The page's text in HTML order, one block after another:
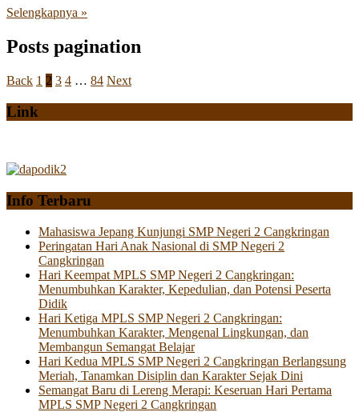
Selengkapnya »
Posts pagination
Back 1 2 3 4 … 84 Next
Link
Info Terbaru
Mahasiswa Jepang Kunjungi SMP Negeri 2 Cangkringan
Peringatan Hari Anak Nasional di SMP Negeri 2
Cangkringan
Hari Keempat MPLS SMP Negeri 2 Cangkringan:
Menumbuhkan Karakter, Kepedulian, dan Potensi Peserta
Didik
Hari Ketiga MPLS SMP Negeri 2 Cangkringan:
Menumbuhkan Karakter, Mengenal Lingkungan, dan
Membangun Semangat Belajar
Hari Kedua MPLS SMP Negeri 2 Cangkringan Berlangsung
Meriah, Tanamkan Disiplin dan Karakter Sejak Dini
Semangat Baru di Lereng Merapi: Keseruan Hari Pertama
MPLS SMP Negeri 2 Cangkringan